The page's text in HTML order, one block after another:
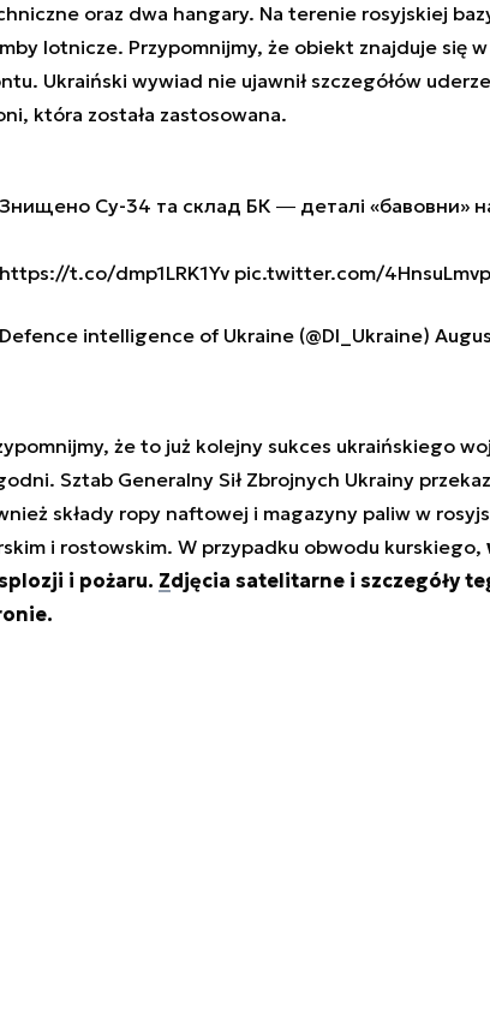
oraz dwa hangary. Na terenie rosyjskiej
lotnicze. Przypomnijmy, że obiekt znajduje się
Ukraiński wywiad nie ujawnił szczegółów
która została zastosowana.
Су-34 та склад БК ― деталі «бавовни»
https://t.co/dmp1LRK1Yv pic.twitter.com/
intelligence of Ukraine (@DI_Ukraine)
że to już kolejny sukces ukraińskiego
Sztab Generalny Sił Zbrojnych Ukrainy
składy ropy naftowej i magazyny paliw w
i rostowskim. W przypadku obwodu kurskiego,
i pożaru. Zdjęcia satelitarne i szczegóły